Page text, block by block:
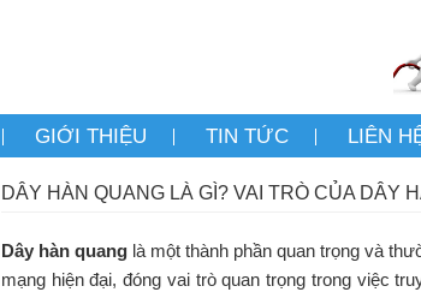
GIỚI THIỆU TIN TỨC LIÊN
DÂY HÀN QUANG LÀ GÌ? VAI TRÒ CỦA DÂY
Dây hàn quang là một thành phần quan trọng và
mạng hiện đại, đóng vai trò quan trọng trong việc